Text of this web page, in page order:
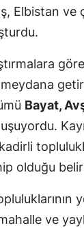
Elbistan
Bayat,
olduğu
ve